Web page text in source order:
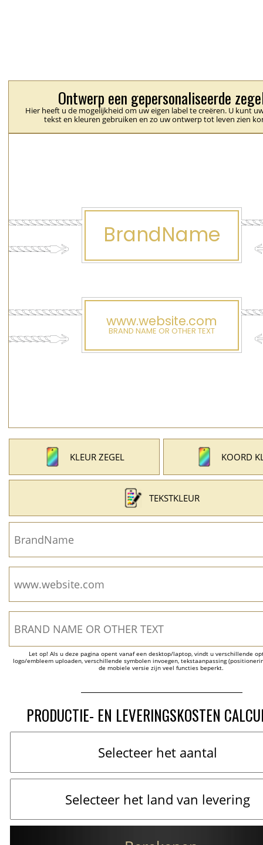
Ontwerp een gepersonaliseerde
Hier heeft u de mogelijkheid om uw eigen label te creëren. U kunt
tekst en kleuren gebruiken en zo uw ontwerp tot leven zien
KLEUR ZEGEL KOORD
TEKSTKLEUR
Let op! Als u deze pagina opent vanaf een desktop/laptop, vindt u verschillende
logo/embleem uploaden, verschillende symbolen invoegen, tekstaanpassing
de mobiele versie zijn veel functies beperkt.
PRODUCTIE- EN LEVERINGSKOSTEN